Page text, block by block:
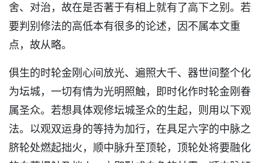
舍、对治，故在是否著于有相上就有了高下之别。若
要判别修法的高低本有很多的论述，因不属本文重
点，故从略。
俱生的时轮金刚心间放光、遍照大千、器世间整个化
为坛城，一切有情为光明照触，即时化作时轮金刚眷
属圣众。若想具体观修坛城圣众的生起，则用以下观
法。以观双运身的等持为加行，在具足六字的中脉之
脐轮处燃起拙火，顺中脉升至顶轮，顶轮处将要融化